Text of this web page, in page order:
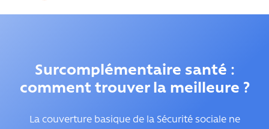
Surcomplémentaire santé :
comment trouver la meilleure ?
La couverture basique de la Sécurité sociale ne